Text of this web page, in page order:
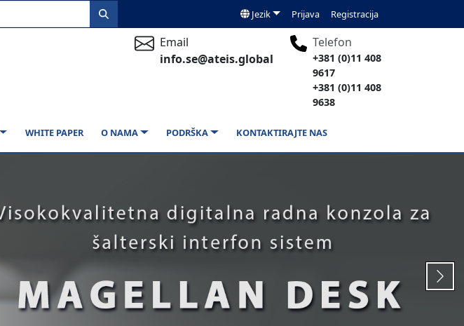
Jezik Prijava Registracija
Email
info.se@ateis.global
Telefon
+381 (0)11 408
9617
+381 (0)11 408
9638
WHITE PAPER O NAMA PODRŠKA KONTAKTIRAJTE NAS
Next